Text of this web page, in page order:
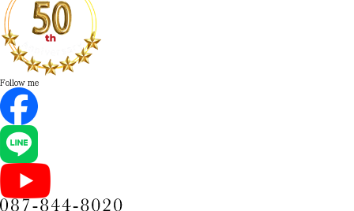
Follow me